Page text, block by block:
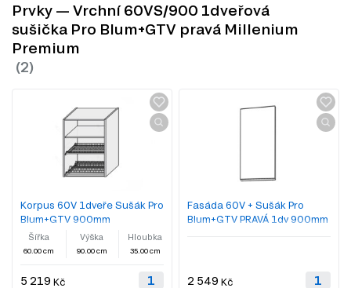
Prvky — Vrchní 60VS/900 1dveřová
sušička Pro Blum+GTV pravá Millenium
Premium
Korpus 60V 1dveře Sušák Pro
Blum+GTV 900mm
Šířka
60.00 cm
Výška
90.00 cm
Hloubka
35.00 cm
5 219 Kč
Fasáda 60V + Sušák Pro
Blum+GTV PRAVÁ 1dv 900mm
2 549 Kč